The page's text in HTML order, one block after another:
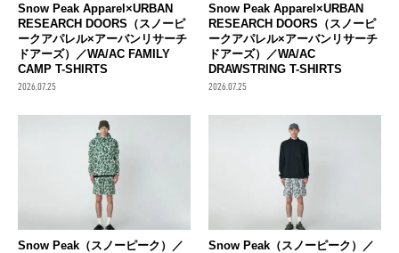
Snow Peak Apparel×URBAN
RESEARCH DOORS（スノーピ
ークアパレル×アーバンリサーチ
ドアーズ）／WA/AC FAMILY
CAMP T-SHIRTS
2026.07.25
Snow Peak Apparel×URBAN
RESEARCH DOORS（スノーピ
ークアパレル×アーバンリサーチ
ドアーズ）／WA/AC
DRAWSTRING T-SHIRTS
2026.07.25
Snow Peak（スノーピーク）／
Snow Peak（スノーピーク）／